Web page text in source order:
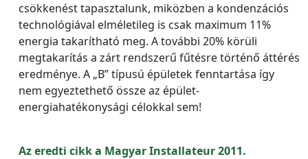
csökkenést tapasztalunk, miközben a kondenzációs
technológiával elméletileg is csak maximum 11%
energia takarítható meg. A további 20% körüli
megtakarítás a zárt rendszerű fűtésre történő áttérés
eredménye. A „B” típusú épületek fenntartása így
nem egyeztethető össze az épület-
energiahatékonysági célokkal sem!
Az eredti cikk a Magyar Installateur 2011.